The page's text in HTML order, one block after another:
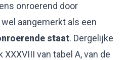
onroerend door
aangemerkt als een
staat. Dergelijke
van tabel A, van de